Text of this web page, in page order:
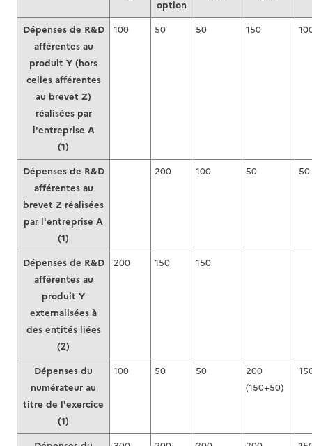
option
Dépenses de R&D
afférentes au
produit Y (hors
celles afférentes
au brevet Z)
réalisées par
l'entreprise A
(1)
100 50 50 150
Dépenses de R&D
afférentes au
brevet Z réalisées
par l'entreprise A
(1)
200 100 50 50
Dépenses de R&D
afférentes au
produit Y
externalisées à
des entités liées
(2)
200 150 150
Dépenses du
numérateur au
titre de l'exercice
(1)
100 50 50
200
(150+50)